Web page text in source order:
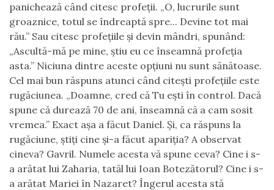
panichează când citesc profeții. „O, lucrurile sunt
groaznice, totul se îndreaptă spre... Devine tot mai
rău.” Sau citesc profețiile și devin mândri, spunând:
„Ascultă-mă pe mine, știu eu ce înseamnă profeția
asta.” Niciuna dintre aceste opțiuni nu sunt sănătoase.
Cel mai bun răspuns atunci când citești profețiile este
rugăciunea. „Doamne, cred că Tu ești în control. Dacă
spune că durează 70 de ani, înseamnă că a cam sosit
vremea.” Exact așa a făcut Daniel. Și, ca răspuns la
rugăciune, știți cine și-a făcut apariția? A observat
cineva? Gavril. Numele acesta vă spune ceva? Cine i s-
a arătat lui Zaharia, tatăl lui Ioan Botezătorul? Cine i s-
a arătat Mariei în Nazaret? Îngerul acesta stă